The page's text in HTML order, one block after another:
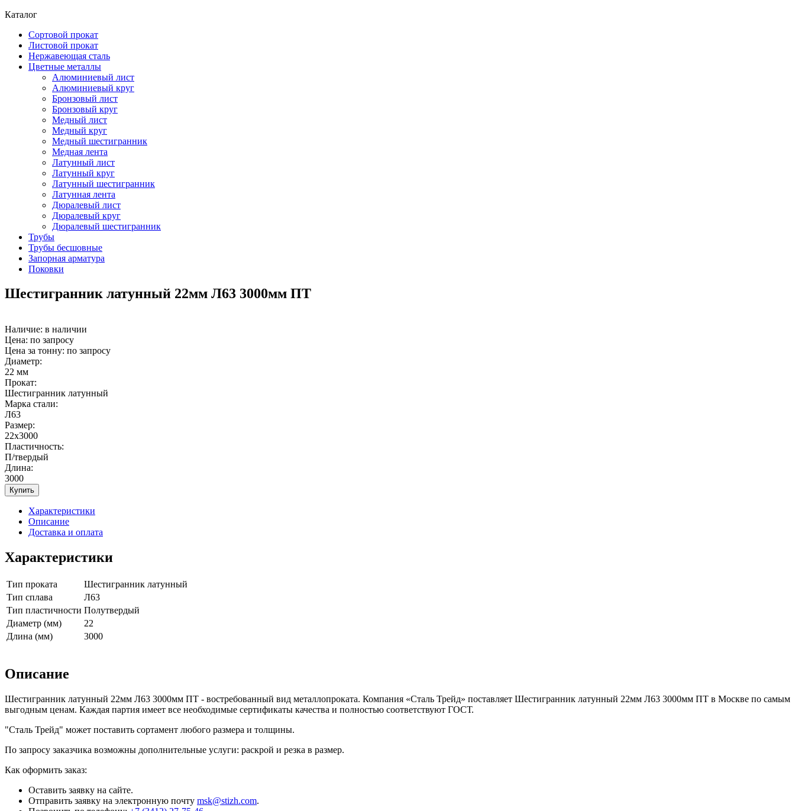
Каталог
Сортовой прокат
Листовой прокат
Нержавеющая сталь
Цветные металлы
Алюминиевый лист
Алюминиевый круг
Бронзовый лист
Бронзовый круг
Медный лист
Медный круг
Медный шестигранник
Медная лента
Латунный лист
Латунный круг
Латунный шестигранник
Латунная лента
Дюралевый лист
Дюралевый круг
Дюралевый шестигранник
Трубы
Трубы бесшовные
Запорная арматура
Поковки
Шестигранник латунный 22мм Л63 3000мм ПТ
Наличие: в наличии
Цена: по запросу
Цена за тонну: по запросу
Диаметр:
22 мм
Прокат:
Шестигранник латунный
Марка стали:
Л63
Размер:
22х3000
Пластичность:
П/твердый
Длина:
3000
Купить
Характеристики
Описание
Доставка и оплата
Характеристики
Тип проката
Шестигранник латунный
Тип сплава
Л63
Тип пластичности Полутвердый
Диаметр (мм)
22
Длина (мм)
3000
Описание
Шестигранник латунный 22мм Л63 3000мм ПТ - востребованный вид металлопроката. Компания «Сталь Трейд» поставляет Шестигранник латунный 22мм Л63 3000мм ПТ в Москве по самым
выгодным ценам. Каждая партия имеет все необходимые сертификаты качества и полностью соответствуют ГОСТ.
"Сталь Трейд" может поставить сортамент любого размера и толщины.
По запросу заказчика возможны дополнительные услуги: раскрой и резка в размер.
Как оформить заказ:
Оставить заявку на сайте.
Отправить заявку на электронную почту msk@stizh.com.